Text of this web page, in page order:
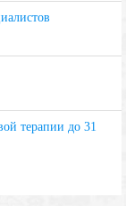
терапии до 31